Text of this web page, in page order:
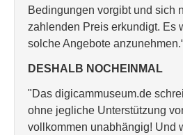
Bedingungen vorgibt und sich
zahlenden Preis erkundigt. Es
solche Angebote
DESHALB NOCHEINMAL
"Das digicammuseum.de
ohne jegliche Unterstützung
vollkommen unabhängig! Und